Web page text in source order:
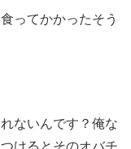
ってかかったそう
ないんです？俺な
けるとそのオバチ